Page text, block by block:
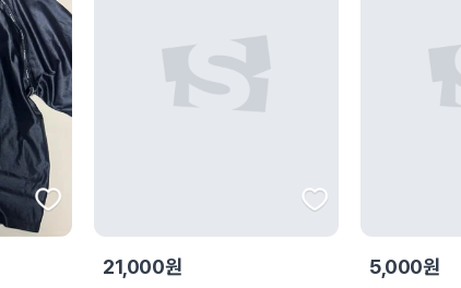
21,000원 5,000원